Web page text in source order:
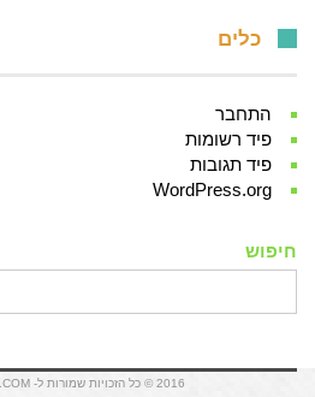
כלים
התחבר
פיד רשומות
פיד תגובות
WordPress.org
חיפוש
2016 © כל הזכויות שמורות ל- MINEIMEZONOT.COM